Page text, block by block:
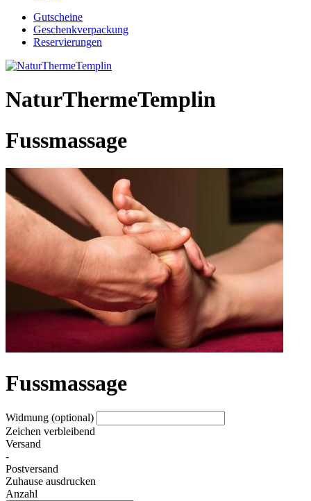
Gutscheine
Geschenkverpackung
Reservierungen
NaturThermeTemplin
Fussmassage
Fussmassage
Widmung (optional)
Zeichen verbleibend
Versand
-
Postversand
Zuhause ausdrucken
Anzahl